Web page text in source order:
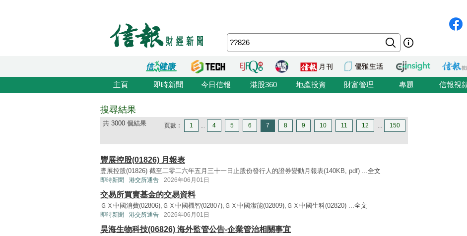
主頁 即時新聞 今日信報 港股360 地產投資 財富管理 專題 信報視
搜尋結果
共 3000 個結果 頁數： 1 ... 4 5 6 7 8 9 10 11 12 ... 150
豐展控股(01826) 月報表
豐展控股(01826) 截至二零二六年五月三十一日止股份發行人的證券變動月報表(140KB, pdf) ...全文
即時新聞 港交所通告 2026年06月01日
交易所買賣基金的交易資料
ＧＸ中國消費(02806),ＧＸ中國機智(02807),ＧＸ中國潔能(02809),ＧＸ中國生科(02820) ...全文
即時新聞 港交所通告 2026年06月01日
昊海生物科技(06826) 海外監管公告-企業管治相關事宜